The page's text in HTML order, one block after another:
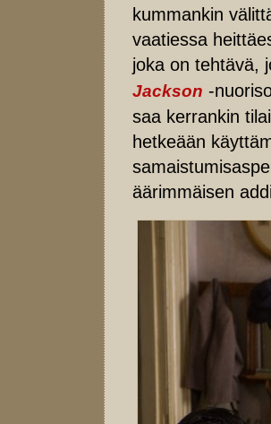
kummankin
vaatiessa
joka on tehtävä,
Jackson -
saa kerrankin
hetkeään
äärimmäisen